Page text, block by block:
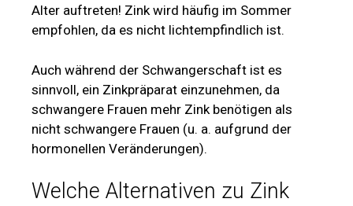
Alter auftreten! Zink wird häufig im Sommer
empfohlen, da es nicht lichtempfindlich ist.
Auch während der Schwangerschaft ist es
sinnvoll, ein Zinkpräparat einzunehmen, da
schwangere Frauen mehr Zink benötigen als
nicht schwangere Frauen (u. a. aufgrund der
hormonellen Veränderungen).
Welche Alternativen zu Zink